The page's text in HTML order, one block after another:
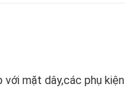
mặt dây,các phụ kiện